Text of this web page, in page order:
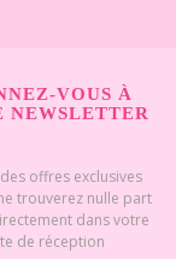
VOUS À
NEWSLETTER
offres exclusives
trouverez nulle part
dans votre
de réception